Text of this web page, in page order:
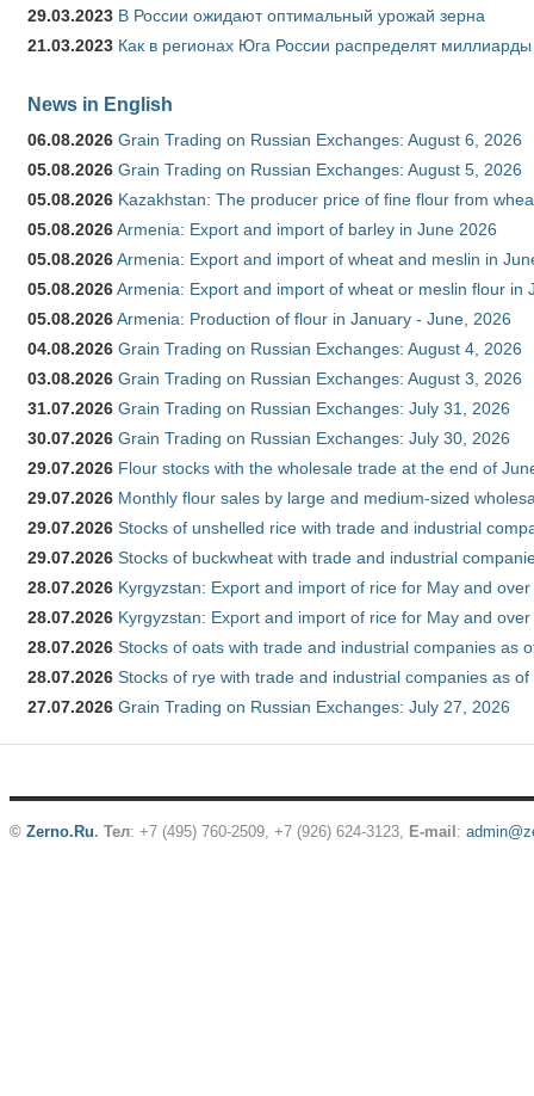
29.03.2023 В России ожидают оптимальный урожай зерна
21.03.2023 Как в регионах Юга России распределят
News in English
06.08.2026 Grain Trading on Russian Exchanges: August 6, 2026
05.08.2026 Grain Trading on Russian Exchanges: August 5, 2026
05.08.2026 Kazakhstan: The producer price of fine flour from
05.08.2026Armenia: Export and import of barley in June 2026
05.08.2026Armenia: Export and import of wheat and meslin in
05.08.2026Armenia: Export and import of wheat or meslin flour in
05.08.2026Armenia: Production of flour in January - June, 2026
04.08.2026 Grain Trading on Russian Exchanges: August 4, 2026
03.08.2026 Grain Trading on Russian Exchanges: August 3, 2026
31.07.2026 Grain Trading on Russian Exchanges: July 31, 2026
30.07.2026 Grain Trading on Russian Exchanges: July 30, 2026
29.07.2026 Flour stocks with the wholesale trade at the end of
29.07.2026 Monthly flour sales by large and medium-sized
29.07.2026 Stocks of unshelled rice with trade and industrial
29.07.2026 Stocks of buckwheat with trade and industrial
28.07.2026 Kyrgyzstan: Export and import of rice for May and
28.07.2026 Kyrgyzstan: Export and import of rice for May and
28.07.2026 Stocks of oats with trade and industrial companies as
28.07.2026 Stocks of rye with trade and industrial companies as
27.07.2026 Grain Trading on Russian Exchanges: July 27, 2026
© Zerno.Ru. Тел: +7 (495) 760-2509, +7 (926) 624-3123, E-mail :